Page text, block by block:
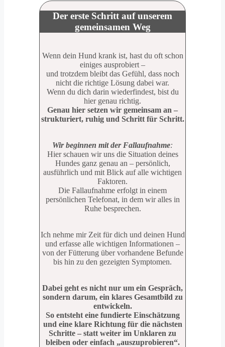
Der erste Schritt auf unserem
gemeinsamen Weg
Wenn dein Hund krank ist, hast du oft schon
einiges ausprobiert –
und trotzdem bleibt das Gefühl, dass noch
nicht die richtige Lösung dabei war.
Wenn du dich darin wiederfindest, bist du
hier genau richtig.
Genau hier setzen wir gemeinsam an –
strukturiert, ruhig und Schritt für Schritt.
Wir beginnen mit der Fallaufnahme:
Hier schauen wir uns die Situation deines
Hundes ganz genau an – persönlich,
ausführlich und mit Blick auf alle wichtigen
Faktoren.
Die Fallaufnahme erfolgt in einem
persönlichen Telefonat, in dem wir alles in
Ruhe besprechen.
Ich nehme mir Zeit für dich und deinen Hund
und erfasse alle wichtigen Informationen –
von der Fütterung über vorhandene Befunde
bis hin zu den gezeigten Symptomen.
Dabei geht es nicht nur um ein Gespräch,
sondern darum, ein klares Gesamtbild zu
entwickeln.
So entsteht eine fundierte Einschätzung
und eine klare Richtung für die nächsten
Schritte – statt weiter im Unklaren zu
bleiben oder einfach „auszuprobieren“.